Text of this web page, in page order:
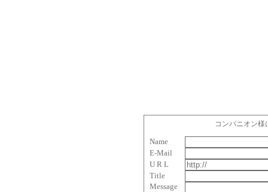
コンパニオン
Name
E-Mail
U R L
Title
Message